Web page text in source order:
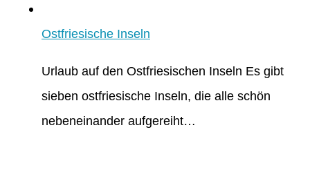
Ostfriesische Inseln
Urlaub auf den Ostfriesischen Inseln Es gibt
sieben ostfriesische Inseln, die alle schön
nebeneinander aufgereiht…